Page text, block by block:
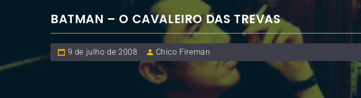
BATMAN – O CAVALEIRO DAS TREVAS
9 de julho de 2008 Chico Fireman